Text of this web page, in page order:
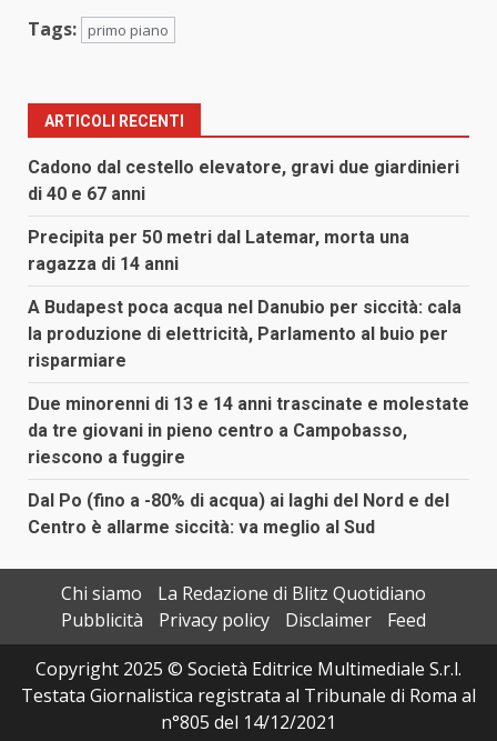
Tags: primo piano
ARTICOLI RECENTI
Cadono dal cestello elevatore, gravi due giardinieri
di 40 e 67 anni
Precipita per 50 metri dal Latemar, morta una
ragazza di 14 anni
A Budapest poca acqua nel Danubio per siccità: cala
la produzione di elettricità, Parlamento al buio per
risparmiare
Due minorenni di 13 e 14 anni trascinate e molestate
da tre giovani in pieno centro a Campobasso,
riescono a fuggire
Dal Po (fino a -80% di acqua) ai laghi del Nord e del
Centro è allarme siccità: va meglio al Sud
Chi siamo
La Redazione di Blitz Quotidiano
Pubblicità
Privacy policy Disclaimer
Feed
Copyright 2025 © Società Editrice Multimediale S.r.l.
Testata Giornalistica registrata al Tribunale di Roma al
n°805 del 14/12/2021